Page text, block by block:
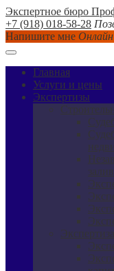
Экспертное бюро
+7 (918) 018-58-28
Напишите мне
Главная
Услуги и цены
Экспертизы